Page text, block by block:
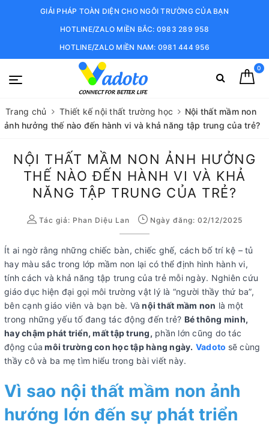
GIẢI PHÁP TOÀN DIỆN CHO NGÔI TRƯỜNG CỦA BẠN
HOTLINE/ZALO MIỀN BẮC: 0983 289 958
HOTLINE/ZALO MIỀN NAM: 0981 444 956
0
Trang chủ Thiết kế nội thất trường học
Nội thất mầm non
ảnh hưởng thế nào đến hành vi và khả năng tập trung của trẻ?
NỘI THẤT MẦM NON ẢNH HƯỞNG
THẾ NÀO ĐẾN HÀNH VI VÀ KHẢ
NĂNG TẬP TRUNG CỦA TRẺ?
Tác giả: Phan Diệu Lan Ngày đăng: 02/12/2025
Ít ai ngờ rằng những chiếc bàn, chiếc ghế, cách bố trí kệ – tủ
hay màu sắc trong lớp mầm non lại có thể định hình hành vi,
tính cách và khả năng tập trung của trẻ mỗi ngày. Nghiên cứu
giáo dục hiện đại gọi môi trường vật lý là “người thầy thứ ba”,
bên cạnh giáo viên và bạn bè. Và nội thất mầm non là một
trong những yếu tố đang tác động đến trẻ? Bé thông minh,
hay chậm phát triển, mất tập trung, phần lớn cũng do tác
động của môi trường con học tập hàng ngày. Vadoto sẽ cùng
thầy cô và ba mẹ tìm hiểu trong bài viết này.
Vì sao nội thất mầm non ảnh
hướng lớn đến sự phát triển